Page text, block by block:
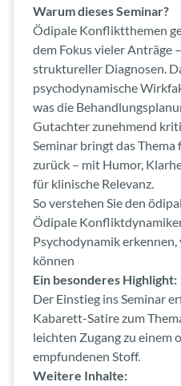
Warum dieses Seminar?
Ödipale Konfliktthemen
dem Fokus vieler Anträge
struktureller Diagnosen.
psychodynamische
was die
Gutachter zunehmend
Seminar bringt das
zurück – mit Humor,
für klinische Relevanz.
So verstehen Sie den
Ödipale
Psychodynamik
können
Ein besonderes Highlight:
Der Einstieg ins Seminar
Kabarett-Satire zum
leichten Zugang zu einem
empfundenen Stoff.
Weitere Inhalte: